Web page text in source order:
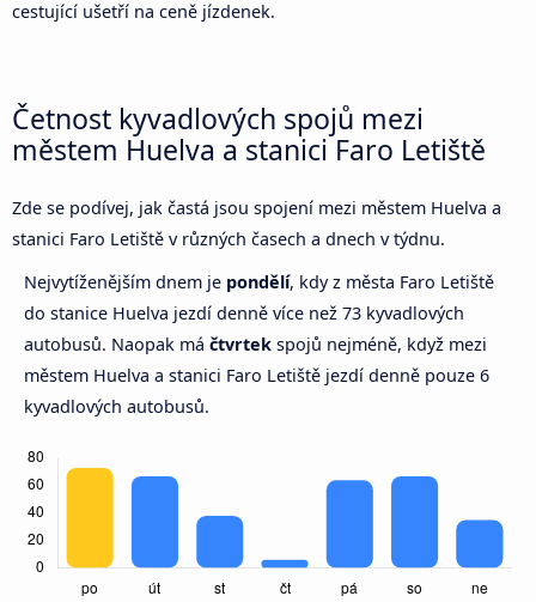
cestující ušetří na ceně jízdenek.
Četnost kyvadlových spojů mezi
městem Huelva a stanici Faro Letiště
Zde se podívej, jak častá jsou spojení mezi městem Huelva a
stanici Faro Letiště v různých časech a dnech v týdnu.
Nejvytíženějším dnem je pondělí, kdy z města Faro Letiště
do stanice Huelva jezdí denně více než 73 kyvadlových
autobusů. Naopak má čtvrtek spojů nejméně, když mezi
městem Huelva a stanici Faro Letiště jezdí denně pouze 6
kyvadlových autobusů.